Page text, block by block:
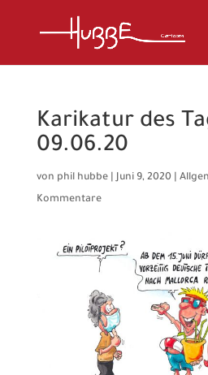
Karikatur des
09.06.20
von phil hubbe|Juni 9, 2020|
Kommentare